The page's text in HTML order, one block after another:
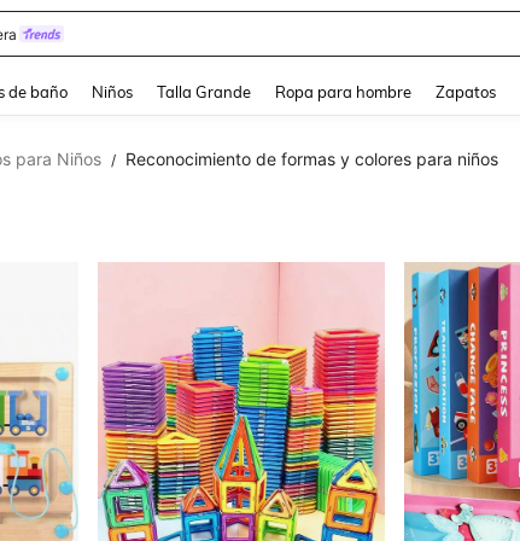
de baño Niños Talla Grande Ropa para hombre Zapatos
para Niños / Reconocimiento de formas y colores para niños